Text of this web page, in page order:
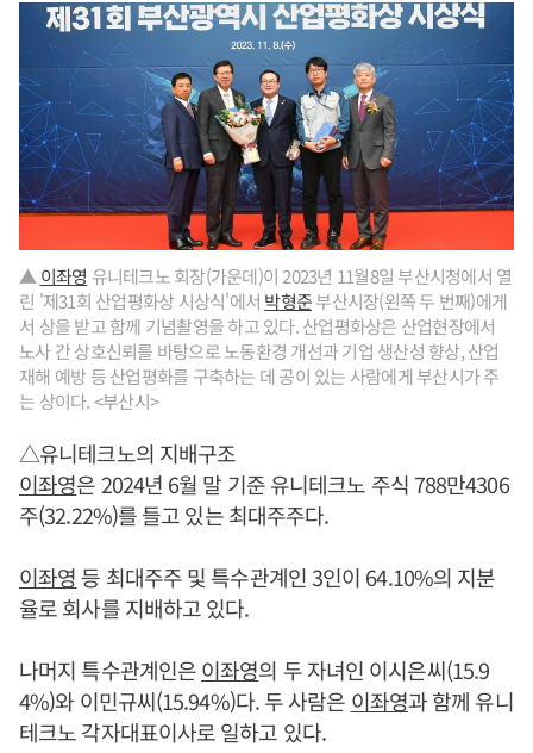
▲ 이좌영 유니테크노 회장(가운데)이 2023년 11월8일 부산시청에서 열
린 '제31회 산업평화상 시상식'에서 박형준부산시장(왼쪽 두 번째)에게
서 상을 받고 함께 기념촬영을 하고 있다. 산업평화상은 산업현장에서
노사 간 상호신뢰를 바탕으로 노동환경 개선과 기업 생산성 향상, 산업
재해 예방 등 산업평화를 구축하는 데 공이 있는 사람에게 부산시가 주
는 상이다. <부산시>
△유니테크노의 지배구조
이좌영은 2024년 6월 말 기준 유니테크노 주식 788만4306
주(32.22%)를 들고 있는 최대주주다.
이좌영 등 최대주주 및 특수관계인 3인이 64.10%의 지분
율로 회사를 지배하고 있다.
나머지 특수관계인은이좌영의 두 자녀인 이시은씨(15.9
4%)와 이민규씨(15.94%)다. 두 사람은 이좌영과 함께 유니
테크노 각자대표이사로 일하고 있다.